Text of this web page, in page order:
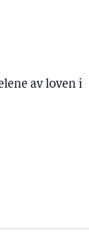
av loven i